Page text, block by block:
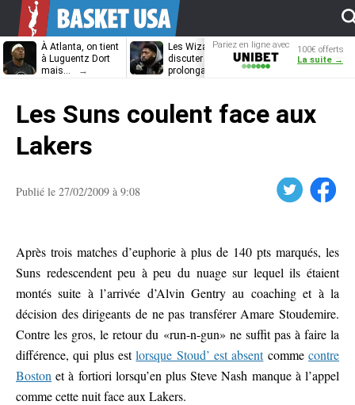
À Atlanta, on tient
à Luguentz Dort
mais…
Les Wizards vont
discuter
prolongation avec
Dennis
découvrira-t-il
Pariez en ligne avec
Unibet
100€ offerts
La suite →
Les Suns coulent face aux
Lakers
Publié le 27/02/2009 à 9:08 Facebook
Après trois matches d’euphorie à plus de 140 pts marqués, les
Suns redescendent peu à peu du nuage sur lequel ils étaient
montés suite à l’arrivée d’Alvin Gentry au coaching et à la
décision des dirigeants de ne pas transférer Amare Stoudemire.
Contre les gros, le retour du «run-n-gun» ne suffit pas à faire la
différence, qui plus estlorsque Stoud’ est absentcommecontre
Boston et à fortiori lorsqu’en plus Steve Nash manque à l’appel
comme cette nuit face aux Lakers.